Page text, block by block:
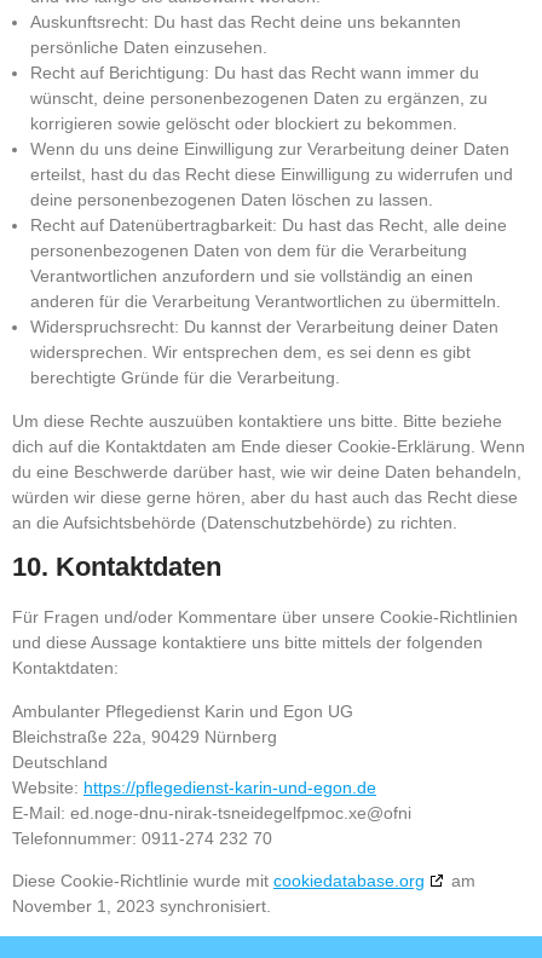
Auskunftsrecht: Du hast das Recht deine uns bekannten
persönliche Daten einzusehen.
Recht auf Berichtigung: Du hast das Recht wann immer du
wünscht, deine personenbezogenen Daten zu ergänzen, zu
korrigieren sowie gelöscht oder blockiert zu bekommen.
Wenn du uns deine Einwilligung zur Verarbeitung deiner Daten
erteilst, hast du das Recht diese Einwilligung zu widerrufen und
deine personenbezogenen Daten löschen zu lassen.
Recht auf Datenübertragbarkeit: Du hast das Recht, alle deine
personenbezogenen Daten von dem für die Verarbeitung
Verantwortlichen anzufordern und sie vollständig an einen
anderen für die Verarbeitung Verantwortlichen zu übermitteln.
Widerspruchsrecht: Du kannst der Verarbeitung deiner Daten
widersprechen. Wir entsprechen dem, es sei denn es gibt
berechtigte Gründe für die Verarbeitung.
Um diese Rechte auszuüben kontaktiere uns bitte. Bitte beziehe
dich auf die Kontaktdaten am Ende dieser Cookie-Erklärung. Wenn
du eine Beschwerde darüber hast, wie wir deine Daten behandeln,
würden wir diese gerne hören, aber du hast auch das Recht diese
an die Aufsichtsbehörde (Datenschutzbehörde) zu richten.
10. Kontaktdaten
Für Fragen und/oder Kommentare über unsere Cookie-Richtlinien
und diese Aussage kontaktiere uns bitte mittels der folgenden
Kontaktdaten:
Ambulanter Pflegedienst Karin und Egon UG
Bleichstraße 22a, 90429 Nürnberg
Deutschland
Website: https://pflegedienst-karin-und-egon.de
E-Mail:
info@
ex.com
pflegedienst-karin-und-egon.de
Telefonnummer: 0911-274 232 70
Diese Cookie-Richtlinie wurde mit cookiedatabase.org
am
November 1, 2023 synchronisiert.